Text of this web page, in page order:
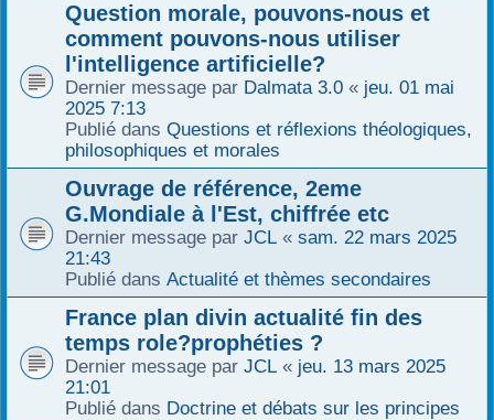
Question morale, pouvons-nous et
comment pouvons-nous utiliser
l'intelligence artificielle?
Dernier message par Dalmata 3.0 « jeu. 01 mai
2025 7:13
Publié dans Questions et réflexions théologiques,
philosophiques et morales
Ouvrage de référence, 2eme
G.Mondiale à l'Est, chiffrée etc
Dernier message par JCL « sam. 22 mars 2025
21:43
Publié dans Actualité et thèmes secondaires
France plan divin actualité fin des
temps role?prophéties ?
Dernier message par JCL « jeu. 13 mars 2025
21:01
Publié dans Doctrine et débats sur les principes